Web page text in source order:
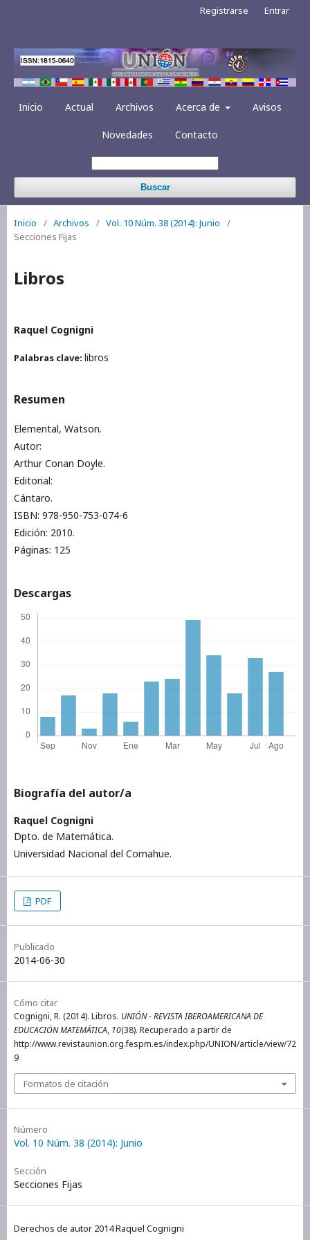
Inicio Actual Archivos Acerca de Avisos
Novedades Contacto
Buscar
Registrarse Entrar
Inicio / Archivos / Vol. 10 Núm. 38 (2014): Junio
/
Secciones Fijas
Libros
Raquel Cognigni
Palabras clave: libros
Resumen
Elemental, Watson.
Autor:
Arthur Conan Doyle.
Editorial:
Cántaro.
ISBN: 978-950-753-074-6
Edición: 2010.
Páginas: 125
Descargas
Biografía del autor/a
Raquel Cognigni
Dpto. de Matemática.
Universidad Nacional del Comahue.
PDF
Publicado
2014-06-30
Cómo citar
Cognigni, R. (2014). Libros. UNIÓN - REVISTA IBEROAMERICANA DE
EDUCACIÓN MATEMÁTICA, 10(38). Recuperado a partir de
http://www.revistaunion.org.fespm.es/index.php/UNION/article/view/72
9
Formatos de citación
Número
Vol. 10 Núm. 38 (2014): Junio
Sección
Secciones Fijas
Derechos de autor 2014 Raquel Cognigni